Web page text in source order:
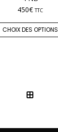
450€ TTC
CHOIX DES OPTIONS